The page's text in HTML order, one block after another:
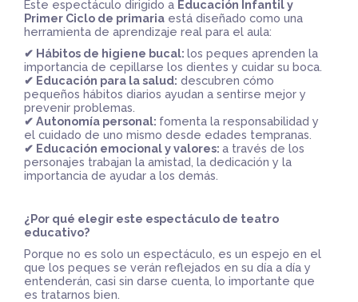
Este espectáculo dirigido a Educación Infantil y
Primer Ciclo de primaria está diseñado como una
herramienta de aprendizaje real para el aula:
✔ Hábitos de higiene bucal: los peques aprenden la
importancia de cepillarse los dientes y cuidar su boca.
✔ Educación para la salud: descubren cómo
pequeños hábitos diarios ayudan a sentirse mejor y
prevenir problemas.
✔ Autonomía personal: fomenta la responsabilidad y
el cuidado de uno mismo desde edades tempranas.
✔ Educación emocional y valores: a través de los
personajes trabajan la amistad, la dedicación y la
importancia de ayudar a los demás.
¿Por qué elegir este espectáculo de teatro
educativo?
Porque no es solo un espectáculo, es un espejo en el
que los peques se verán reflejados en su día a día y
entenderán, casi sin darse cuenta, lo importante que
es tratarnos bien.